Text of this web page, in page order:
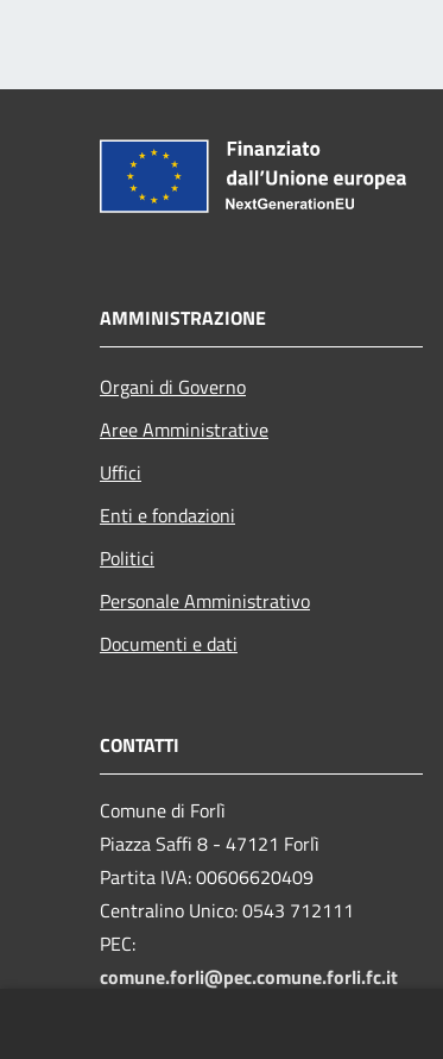
AMMINISTRAZIONE
Organi di Governo
Aree Amministrative
Uffici
Enti e fondazioni
Politici
Personale Amministrativo
Documenti e dati
CONTATTI
Comune di Forlì
Piazza Saffi 8 - 47121 Forlì
Partita IVA: 00606620409
Centralino Unico: 0543 712111
PEC:
comune.forli@pec.comune.forli.fc.it